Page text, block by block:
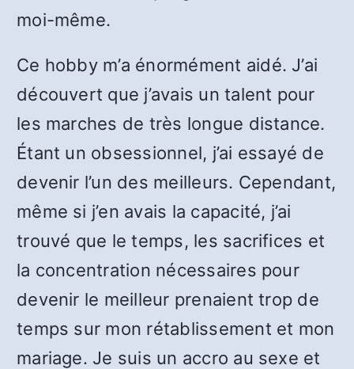
moi-même.
Ce hobby m’a énormément aidé. J’ai
découvert que j’avais un talent pour
les marches de très longue distance.
Étant un obsessionnel, j’ai essayé de
devenir l’un des meilleurs. Cependant,
même si j’en avais la capacité, j’ai
trouvé que le temps, les sacrifices et
la concentration nécessaires pour
devenir le meilleur prenaient trop de
temps sur mon rétablissement et mon
mariage. Je suis un accro au sexe et